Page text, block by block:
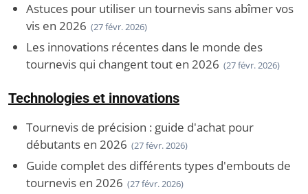
Astuces pour utiliser un tournevis sans abîmer vos
vis en 2026 (27 févr. 2026)
Les innovations récentes dans le monde des
tournevis qui changent tout en 2026 (27 févr. 2026)
Technologies et innovations
Tournevis de précision : guide d'achat pour
débutants en 2026 (27 févr. 2026)
Guide complet des différents types d'embouts de
tournevis en 2026 (27 févr. 2026)